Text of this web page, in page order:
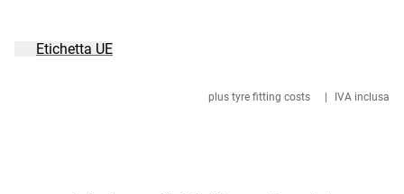
plus tyre fitting costs IVA inclusa
Etichetta UE